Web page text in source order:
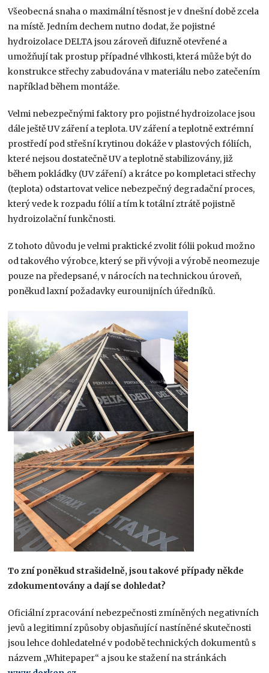
Všeobecná snaha o maximální těsnost je v dnešní době zcela
na místě. Jedním dechem nutno dodat, že pojistné
hydroizolace DELTA jsou zároveň difuzně otevřené a
umožňují tak prostup případné vlhkosti, která může být do
konstrukce střechy zabudována v materiálu nebo zatečením
například během montáže.
Velmi nebezpečnými faktory pro pojistné hydroizolace jsou
dále ještě UV záření a teplota. UV záření a teplotně extrémní
prostředí pod střešní krytinou dokáže v plastových fóliích,
které nejsou dostatečně UV a teplotně stabilizovány, již
během pokládky (UV záření) a krátce po kompletaci střechy
(teplota) odstartovat velice nebezpečný degradační proces,
který vede k rozpadu fólií a tím k totální ztrátě pojistně
hydroizolační funkčnosti.
Z tohoto důvodu je velmi praktické zvolit fólii pokud možno
od takového výrobce, který se při vývoji a výrobě neomezuje
pouze na předepsané, v nárocích na technickou úroveň,
poněkud laxní požadavky eurounijních úředníků.
To zní poněkud strašidelně, jsou takové případy někde
zdokumentovány a dají se dohledat?
Oficiální zpracování nebezpečnosti zmíněných negativních
jevů a legitimní způsoby objasňující nastíněné skutečnosti
jsou lehce dohledatelné v podobě technických dokumentů s
názvem „Whitepaper“ a jsou ke stažení na stránkách